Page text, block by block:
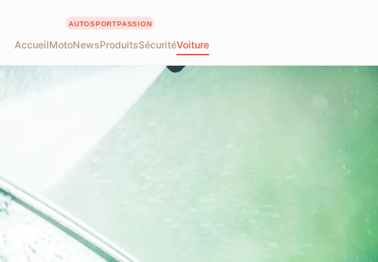
AccueilMotoNewsProduitsSécuritéVoiture